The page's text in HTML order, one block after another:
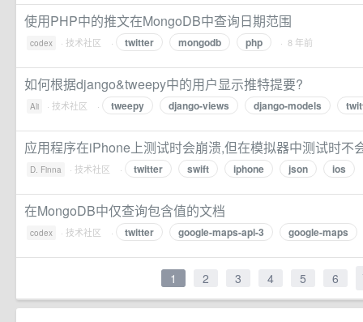
使用PHP中的推文在MongoDB中查询日期范围
codex · 技术社区 · twitter mongodb php · 8 年前
如何根据django&tweepy中的用户显示推特提要?
Ali · 技术社区 · tweepy django-views django-models
应用程序在iPhone上测试时会崩溃,但在模拟器中测试时不
D. Finna · 技术社区 · twitter swift iphone json ios
在MongoDB中仅查询包含值的文档
codex · 技术社区 · twitter google-maps-api-3 google-maps
1 2 3 4 5 6